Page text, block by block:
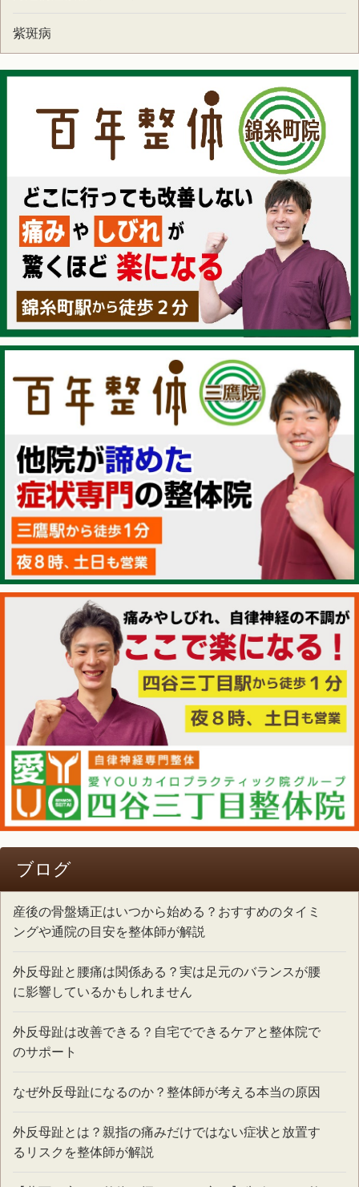
紫斑病
ブログ
産後の骨盤矯正はいつから始める？おすすめのタイミ
ングや通院の目安を整体師が解説
外反母趾と腰痛は関係ある？実は足元のバランスが腰
に影響しているかもしれません
外反母趾は改善できる？自宅でできるケアと整体院で
のサポート
なぜ外反母趾になるのか？整体師が考える本当の原因
外反母趾とは？親指の痛みだけではない症状と放置す
るリスクを整体師が解説